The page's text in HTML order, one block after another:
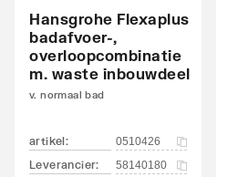
Hansgrohe Flexaplus
badafvoer-,
overloopcombinatie
m. waste inbouwdeel
v. normaal bad
artikel: 0510426
Leverancier: 58140180